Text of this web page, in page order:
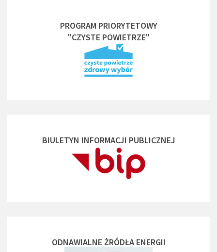
PROGRAM PRIORYTETOWY
"CZYSTE POWIETRZE"
BIULETYN INFORMACJI PUBLICZNEJ
ODNAWIALNE ŻRÓDŁA ENERGII